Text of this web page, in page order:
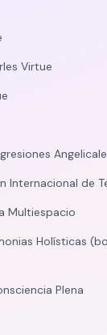
Virtue
Internacional de
Multiespacio
Holísticas
Plena